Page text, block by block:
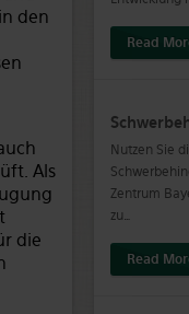
den
Als
die
Read
Nutzen Sie
Zentrum
zu…
Read